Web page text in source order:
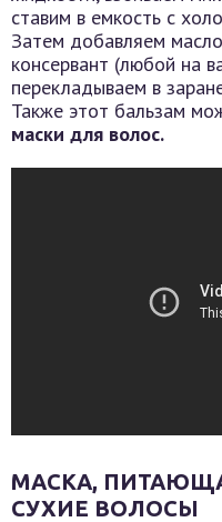
ставим в емкость с
Затем добавляем
консервант (любой на
перекладываем в
Также этот бальзам
маски для волос.
МАСКА,
СУХИЕ ВОЛОСЫ